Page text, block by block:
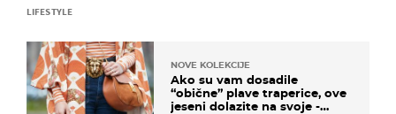
LIFESTYLE
NOVE KOLEKCIJE
Ako su vam dosadile
“obične” plave traperice, ove
jeseni dolazite na svoje -